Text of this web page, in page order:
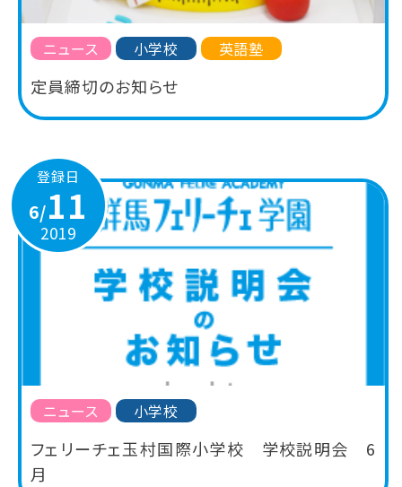
ニュース 小学校 英語塾
定員締切のお知らせ
登録日
6/11
2019
ニュース 小学校
フェリーチェ玉村国際小学校 学校説明会 6
月